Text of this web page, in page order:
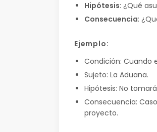
Hipótesis: ¿Qué
Consecuencia:
Ejemplo:
Condición: Cuando
Sujeto: La Aduana.
Hipótesis: No
Consecuencia:
proyecto.